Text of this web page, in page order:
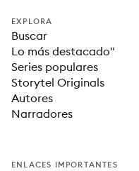
EXPLORA
Buscar
Lo más destacado"
Series populares
Storytel Originals
Autores
Narradores
ENLACES IMPORTANTES